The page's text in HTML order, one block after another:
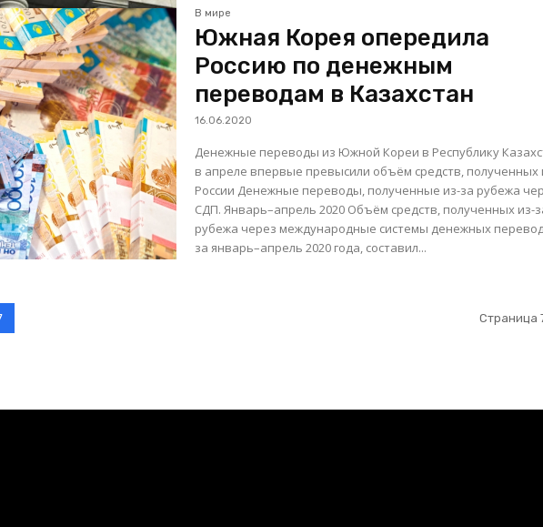
В мире
Южная Корея опередила
Россию по денежным
переводам в Казахстан
16.06.2020
Денежные переводы из Южной Кореи в Республику
в апреле впервые превысили объём средств, полученных
России Денежные переводы, полученные из-за рубежа через
СДП. Январь–апрель 2020 Объём средств, полученных из-за
рубежа через международные системы денежных
за январь–апрель 2020 года, составил...
Страница